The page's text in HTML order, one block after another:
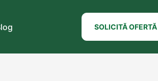
SOLICITĂ OFERTĂ